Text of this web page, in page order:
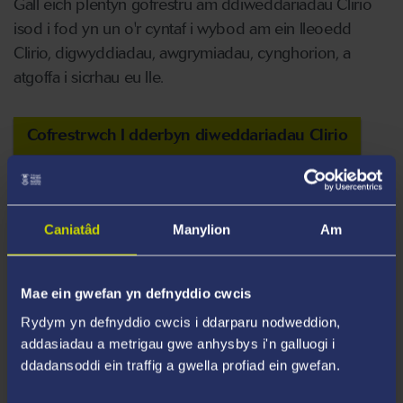
Caniatâd Manylion Am
Mae ein gwefan yn defnyddio cwcis
Rydym yn defnyddio cwcis i ddarparu nodweddion,
addasiadau a metrigau gwe anhysbys i'n galluogi i
ddadansoddi ein traffig a gwella profiad ein gwefan.
Gall eich plentyn gofrestru am ddiweddariadau Clirio
isod i fod yn un o'r cyntaf i wybod am ein lleoedd
Clirio, digwyddiadau, awgrymiadau, cynghorion, a
atgoffa i sicrhau eu lle.
Cofrestrwch I dderbyn diweddariadau Clirio
Sut i wneud cais yn ystod Clirio?